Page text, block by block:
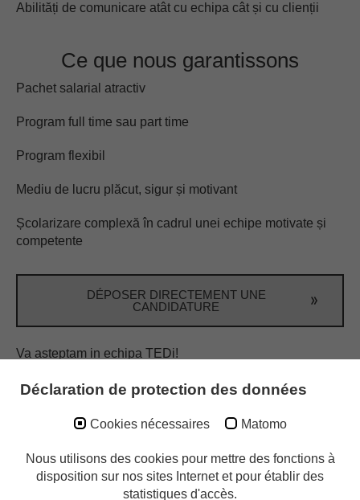
Abilități de comunicare atât cu echipa cât și cu clienții
Ce que nous garantissons
Pachet salarial atractiv
Program full time sau part time
Program flexibil
Mediu de lucru plăcut, sigur și motivant
Școlarizare complexă în cadrul unei echipe motivate și
competente
DÉPOSER DIRECTEMENT UNE
CANDIDATURE
Va asteptam in echipa TEDi!
Recommandez-nous!
Vous connaissez quelqu'un qui correspond parfaitement
à ce descriptif de poste? Alors partagez l'offre d'emploi
avec elle/lui!
Aidez-nous à agrandir notre équipe.
Déclaration de protection des données
Cookies nécessaires Matomo
Nous utilisons des cookies pour mettre des fonctions à
disposition sur nos sites Internet et pour établir des
statistiques d'accès.